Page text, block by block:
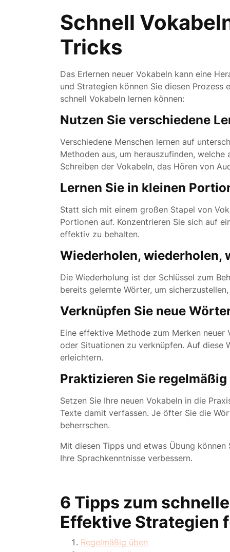
2025
Schnell
Tricks
Das Erlernen neuer Vokabeln kann eine
und Strategien können Sie diesen
schnell Vokabeln lernen können:
Nutzen Sie verschiedene
Verschiedene Menschen lernen auf
Methoden aus, um herauszufinden,
Schreiben der Vokabeln, das Hören von
Lernen Sie in kleinen
Statt sich mit einem großen Stapel von
Portionen auf. Konzentrieren Sie sich auf
effektiv zu behalten.
Wiederholen, wiederholen,
Die Wiederholung ist der Schlüssel zum
bereits gelernte Wörter, um
Verknüpfen Sie neue
Eine effektive Methode zum Merken
oder Situationen zu verknüpfen. Auf diese
erleichtern.
Praktizieren Sie regelmäßig
Setzen Sie Ihre neuen Vokabeln in die
Texte damit verfassen. Je öfter Sie die
beherrschen.
Mit diesen Tipps und etwas Übung
Ihre Sprachkenntnisse verbessern.
6 Tipps zum
Effektive Strategien
Regelmäßig üben